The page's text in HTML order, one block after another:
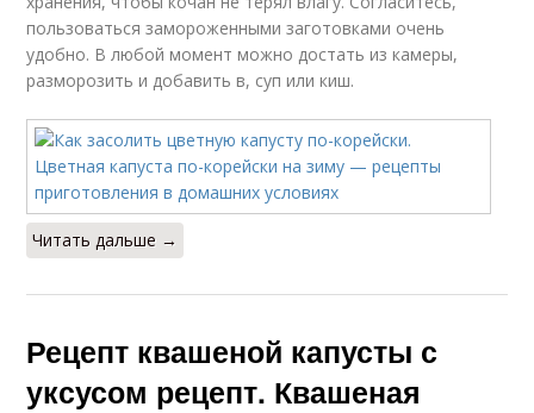
пользоваться замороженными заготовками очень
удобно. В любой момент можно достать из камеры,
разморозить и добавить в, суп или киш.
Читать дальше →
Рецепт квашеной капусты с
уксусом рецепт. Квашеная